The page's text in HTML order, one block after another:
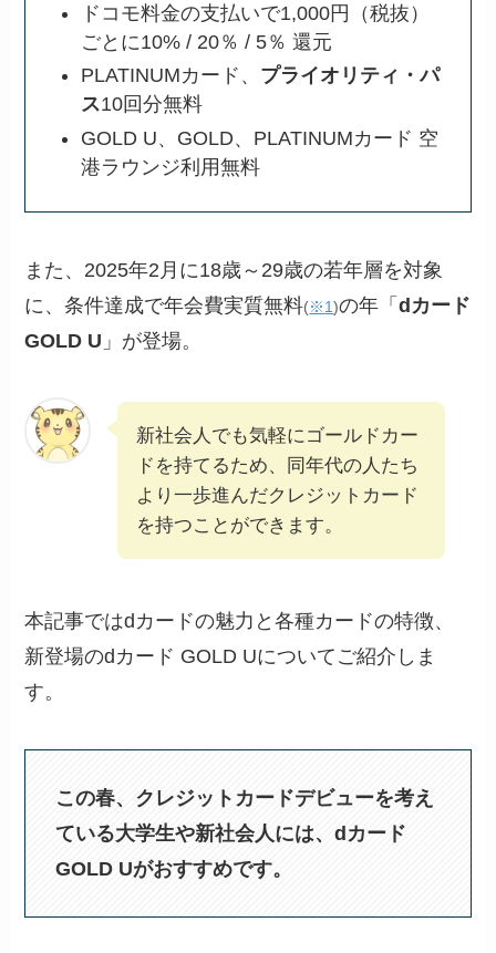
ドコモ料金の支払いで1,000円（税抜）
ごとに10% / 20％ / 5％ 還元
PLATINUMカード、 プライオリティ・パ
ス10回分無料
GOLD U、GOLD、PLATINUMカード 空
港ラウンジ利用無料
また、2025年2月に18歳～29歳の若年層を対象
に、条件達成で年会費実質無料(※1)の年「dカード
GOLD U 」が登場。
新社会人でも気軽にゴールドカー
ドを持てるため、同年代の人たち
より一歩進んだクレジットカード
を持つことができます。
本記事ではdカードの魅力と各種カードの特徴、
新登場のdカード GOLD Uについてご紹介しま
す。
この春、クレジットカードデビューを考え
ている大学生や新社会人には、dカード
GOLD Uがおすすめです。